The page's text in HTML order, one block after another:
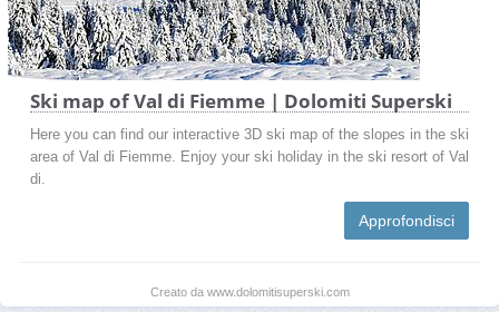
Ski map of Val di Fiemme | Dolomiti Superski
Here you can find our interactive 3D ski map of the slopes in the ski
area of Val di Fiemme. Enjoy your ski holiday in the ski resort of Val
di.
Approfondisci
Creato da www.dolomitisuperski.com